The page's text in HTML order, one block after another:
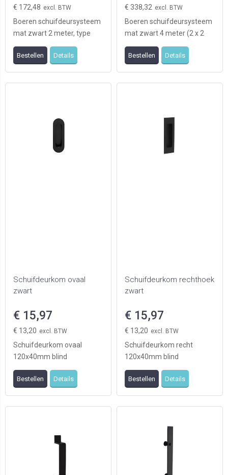
€ 172,48
Boeren schuifdeursysteem
mat zwart 2 meter, type
Modern Top geschikt voor
1deur (levering ...
Bestellen Details
€ 338,32
Boeren schuifdeursysteem
mat zwart 4 meter (2 x 2
meter), type Modern Top ,
geschikt voor ...
Bestellen Details
Schuifdeurkom ovaal
zwart
€ 15,97
€ 13,20
Schuifdeurkom ovaal
120x40mm blind
Bestellen Details
Schuifdeurkom rechthoek
zwart
€ 15,97
€ 13,20
Schuifdeurkom recht
120x40mm blind
Bestellen Details